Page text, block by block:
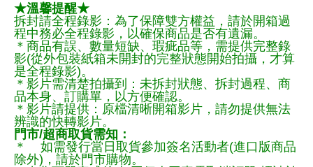
★溫馨提醒★
拆封請全程錄影：為了保障雙方權益，請於開箱過
程中務必全程錄影，以確保商品是否有遺漏。
＊商品有誤、數量短缺、瑕疵品等，需提供完整錄
影(從外包裝紙箱未開封的完整狀態開始拍攝，才算
是全程錄影)。
＊影片需清楚拍攝到：未拆封狀態、拆封過程、商
品本身、訂購單，以方便確認。
＊影片請提供：原檔清晰開箱影片，請勿提供無法
辨識的快轉影片。
門市/超商取貨需知：
＊ 如需發行當日取貨參加簽名活動者(進口版商品
除外)，請於門市購物。